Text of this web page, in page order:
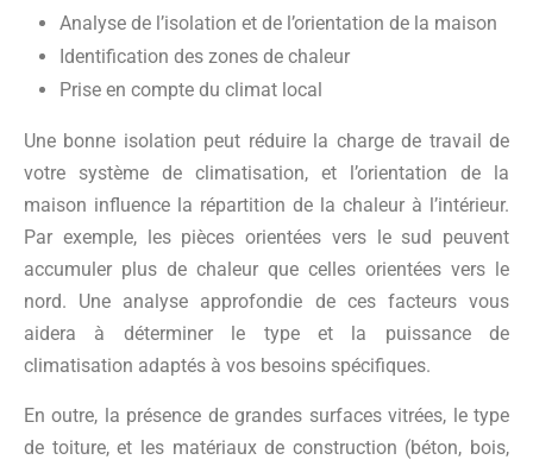
Analyse de l’isolation et de l’orientation de la maison
Identification des zones de chaleur
Prise en compte du climat local
Une bonne isolation peut réduire la charge de travail de
votre système de climatisation, et l’orientation de la
maison influence la répartition de la chaleur à l’intérieur.
Par exemple, les pièces orientées vers le sud peuvent
accumuler plus de chaleur que celles orientées vers le
nord. Une analyse approfondie de ces facteurs vous
aidera à déterminer le type et la puissance de
climatisation adaptés à vos besoins spécifiques.
En outre, la présence de grandes surfaces vitrées, le type
de toiture, et les matériaux de construction (béton, bois,